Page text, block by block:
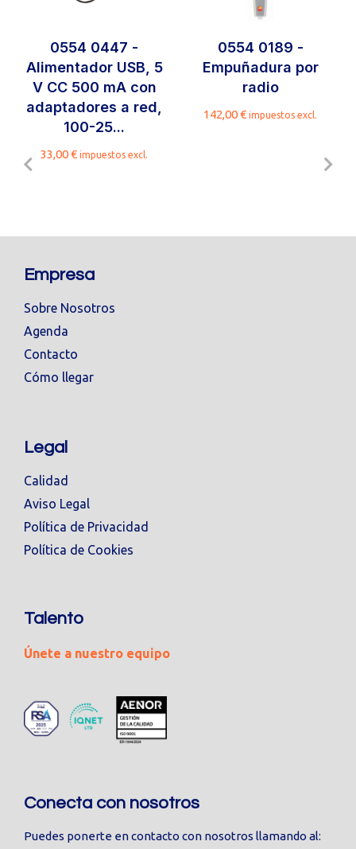
0554 0447 -
Alimentador USB, 5
V CC 500 mA con
adaptadores a red,
100-25...
33,00€ impuestos excl.
0554 0189 -
Empuñadura por
radio
142,00€ impuestos excl.
Empresa
Sobre Nosotros
Agenda
Contacto
Cómo llegar
Legal
Calidad
Aviso Legal
Política de Privacidad
Política de Cookies
Talento
Únete a nuestro equipo
Conecta con nosotros
Puedes ponerte en contacto con nosotros llamando al: